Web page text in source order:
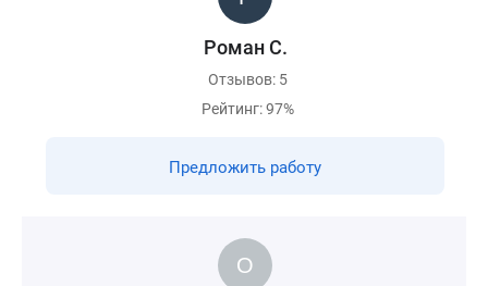
Роман С.
Отзывов: 5
Рейтинг: 97%
Предложить работу